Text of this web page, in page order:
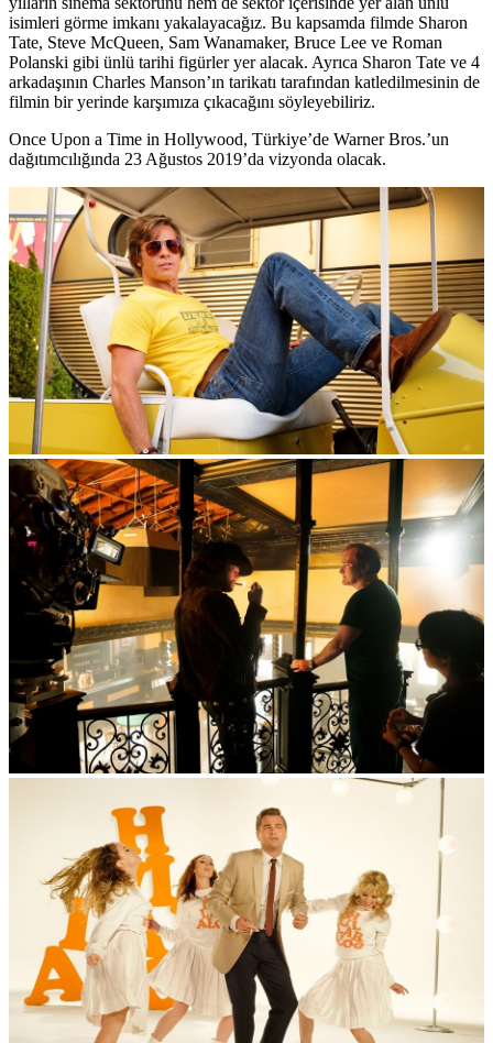
isimleri görme imkanı yakalayacağız. Bu kapsamda filmde Sharon
Tate, Steve McQueen, Sam Wanamaker, Bruce Lee ve Roman
Polanski gibi ünlü tarihi figürler yer alacak. Ayrıca Sharon Tate ve 4
arkadaşının Charles Manson’ın tarikatı tarafından katledilmesinin de
filmin bir yerinde karşımıza çıkacağını söyleyebiliriz.
Once Upon a Time in Hollywood, Türkiye’de Warner Bros.’un
dağıtımcılığında 23 Ağustos 2019’da vizyonda olacak.